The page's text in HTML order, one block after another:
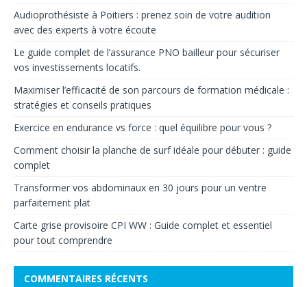
Audioprothésiste à Poitiers : prenez soin de votre audition
avec des experts à votre écoute
Le guide complet de l’assurance PNO bailleur pour sécuriser
vos investissements locatifs.
Maximiser l’efficacité de son parcours de formation médicale :
stratégies et conseils pratiques
Exercice en endurance vs force : quel équilibre pour vous ?
Comment choisir la planche de surf idéale pour débuter : guide
complet
Transformer vos abdominaux en 30 jours pour un ventre
parfaitement plat
Carte grise provisoire CPI WW : Guide complet et essentiel
pour tout comprendre
COMMENTAIRES RÉCENTS